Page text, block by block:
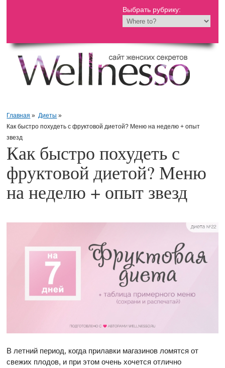
Выбрать рубрику:
Главная » Диеты »
Как быстро похудеть с фруктовой диетой? Меню на неделю + опыт
звезд
Как быстро похудеть с
фруктовой диетой? Меню
на неделю + опыт звезд
В летний период, когда прилавки магазинов ломятся от
свежих плодов, и при этом очень хочется отлично